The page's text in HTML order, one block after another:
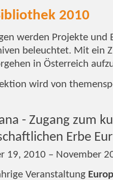
2010
werden Projekte und
beleuchtet. Mit ein
in Österreich
wird von
- Zugang zum
Erbe
19, 2010 – November
Veranstaltung